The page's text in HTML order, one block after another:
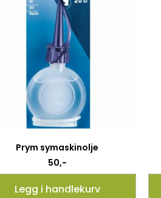
Prym symaskinolje
50,-
Legg i handlekurv